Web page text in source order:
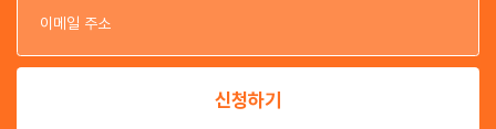
이
신청하기